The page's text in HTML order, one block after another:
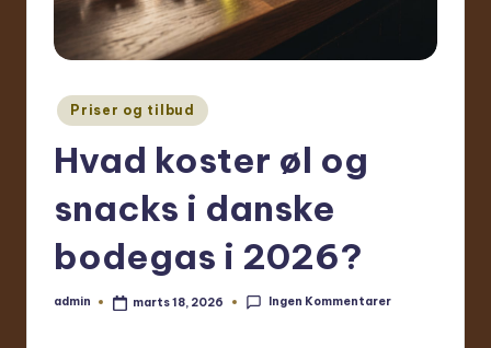
Udgivet
Priser og tilbud
Hvad koster øl og
snacks i danske
bodegas i 2026?
Indsendt
admin marts 18, 2026 Ingen Kommentarer